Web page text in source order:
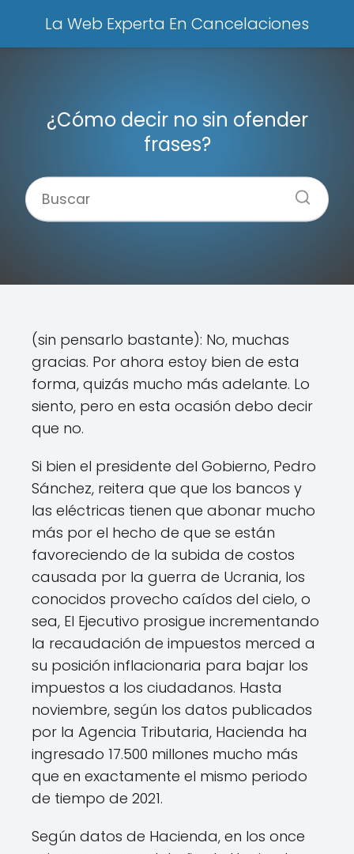
La Web Experta En Cancelaciones
¿Cómo decir no sin ofender
frases?
(sin pensarlo bastante): No, muchas
gracias. Por ahora estoy bien de esta
forma, quizás mucho más adelante. Lo
siento, pero en esta ocasión debo decir
que no.
Si bien el presidente del Gobierno, Pedro
Sánchez, reitera que que los bancos y
las eléctricas tienen que abonar mucho
más por el hecho de que se están
favoreciendo de la subida de costos
causada por la guerra de Ucrania, los
conocidos provecho caídos del cielo, o
sea, El Ejecutivo prosigue incrementando
la recaudación de impuestos merced a
su posición inflacionaria para bajar los
impuestos a los ciudadanos. Hasta
noviembre, según los datos publicados
por la Agencia Tributaria, Hacienda ha
ingresado 17.500 millones mucho más
que en exactamente el mismo periodo
de tiempo de 2021.
Según datos de Hacienda, en los once